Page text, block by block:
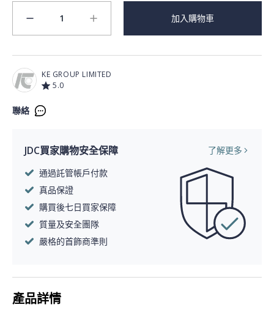
minus 1 plus 加入購物車
KE GROUP LIMITED
5.0
聯絡
JDC買家購物安全保障
了解更多
通過託管帳戶付款
真品保證
購買後七日買家保障
質量及安全團隊
嚴格的首飾商準則
產品詳情